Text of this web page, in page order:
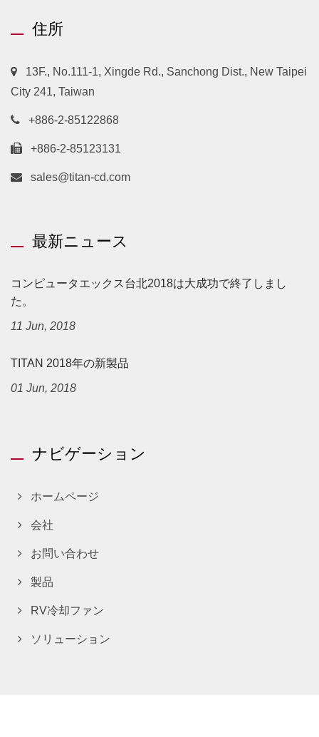
住所
13F., No.111-1, Xingde Rd., Sanchong Dist., New Taipei
City 241, Taiwan
+886-2-85122868
+886-2-85123131
sales@titan-cd.com
最新ニュース
コンピュータエックス台北2018は大成功で終了しまし
た。
11 Jun, 2018
TITAN 2018年の新製品
01 Jun, 2018
ナビゲーション
ホームページ
会社
お問い合わせ
製品
RV冷却ファン
ソリューション